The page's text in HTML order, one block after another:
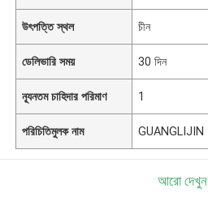
উৎপত্তি স্থল চীন
ডেলিভারি সময় 30 দিন
ন্যূনতম চাহিদার পরিমাণ 1
পরিচিতিমুলক নাম GUANGLIJIN
আরো দেখুন